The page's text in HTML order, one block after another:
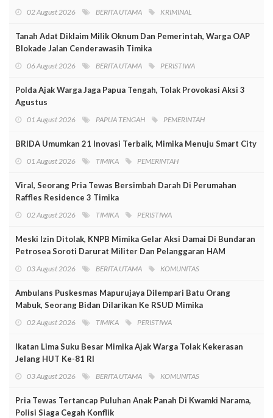
02 August 2026 BERITA UTAMA KRIMINAL
Tanah Adat Diklaim Milik Oknum Dan Pemerintah, Warga OAP
Blokade Jalan Cenderawasih Timika
06 August 2026 BERITA UTAMA PERISTIWA
Polda Ajak Warga Jaga Papua Tengah, Tolak Provokasi Aksi 3
Agustus
01 August 2026 PAPUA TENGAH PEMERINTAH
BRIDA Umumkan 21 Inovasi Terbaik, Mimika Menuju Smart City
01 August 2026 TIMIKA PEMERINTAH
Viral, Seorang Pria Tewas Bersimbah Darah Di Perumahan
Raffles Residence 3 Timika
02 August 2026 TIMIKA PERISTIWA
Meski Izin Ditolak, KNPB Mimika Gelar Aksi Damai Di Bundaran
Petrosea Soroti Darurat Militer Dan Pelanggaran HAM
03 August 2026 BERITA UTAMA KOMUNITAS
Ambulans Puskesmas Mapurujaya Dilempari Batu Orang
Mabuk, Seorang Bidan Dilarikan Ke RSUD Mimika
02 August 2026 TIMIKA PERISTIWA
Ikatan Lima Suku Besar Mimika Ajak Warga Tolak Kekerasan
Jelang HUT Ke-81 RI
03 August 2026 BERITA UTAMA KOMUNITAS
Pria Tewas Tertancap Puluhan Anak Panah Di Kwamki Narama,
Polisi Siaga Cegah Konflik